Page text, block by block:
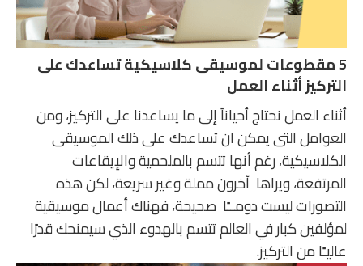
5 مقطوعات لموسيقى كلاسيكية تساعدك على
التركيز أثناء العمل
أثناء العمل نحتاج أحياناً إلى ما يساعدنا على التركيز، ومن
العوامل التى يمكن ان تساعدك على ذلك الموسيقى
الكلاسيكية، رغم أنها تتسم بالملحمية والإيقاعات
المرتفعة، ويراها آخرون مملة وغير سريعة، لكن هذه
التصورات ليست دومــًا صحيحة، فهناك أعمال موسيقية
لمؤلفين كبار في العالم تتسم بالهدوء الذي سيمنحك قدرًا
عاليـًا من التركيز.